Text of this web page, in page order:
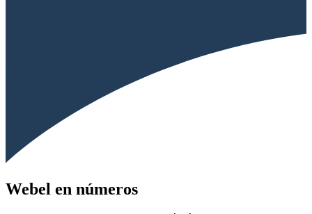
Webel en números